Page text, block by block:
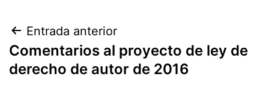
Navegación
de
Entrada anterior
Comentarios al proyecto de ley de
derecho de autor de 2016